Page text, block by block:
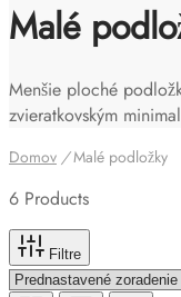
Malé
Menšie ploché
zvieratkovským
Domov /Malé podložky
6 Products
Filtre